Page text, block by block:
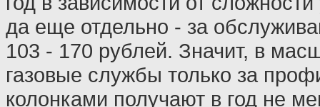
да еще отдельно - за
103 - 170 рублей. Значит, в
газовые службы только за
колонками получают в год не